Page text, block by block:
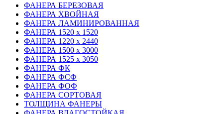
ФАНЕРА БЕРЕЗОВАЯ
ФАНЕРА ХВОЙНАЯ
ФАНЕРА ЛАМИНИРОВАННАЯ
ФАНЕРА 1520 х 1520
ФАНЕРА 1220 х 2440
ФАНЕРА 1500 х 3000
ФАНЕРА 1525 х 3050
ФАНЕРА ФК
ФАНЕРА ФСФ
ФАНЕРА ФОФ
ФАНЕРА СОРТОВАЯ
ТОЛЩИНА ФАНЕРЫ